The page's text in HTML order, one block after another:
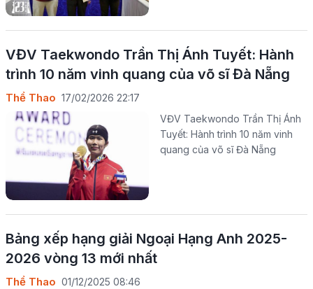
VĐV Taekwondo Trần Thị Ánh Tuyết: Hành
trình 10 năm vinh quang của võ sĩ Đà Nẵng
Thể Thao 17/02/2026 22:17
VĐV Taekwondo Trần Thị Ánh
Tuyết: Hành trình 10 năm vinh
quang của võ sĩ Đà Nẵng
Bảng xếp hạng giải Ngoại Hạng Anh 2025-
2026 vòng 13 mới nhất
Thể Thao 01/12/2025 08:46